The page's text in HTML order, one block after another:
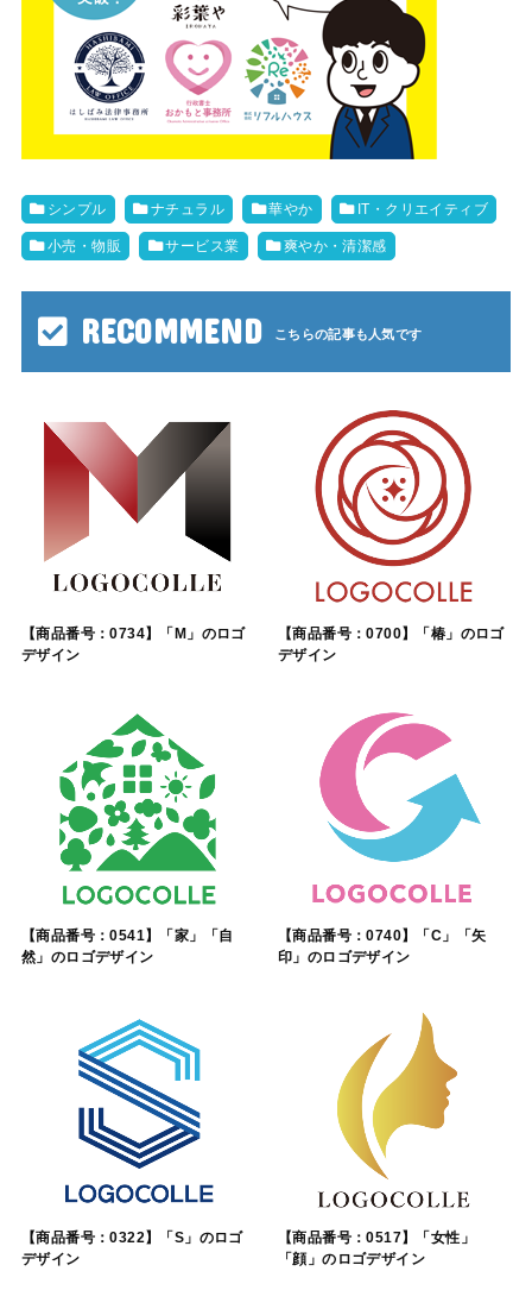
シンプル ナチュラル 華やか IT・クリエイティブ
小売・物販 サービス業 爽やか・清潔感
RECOMMEND
【商品番号：0734】「M」のロゴ
デザイン
【商品番号：0700】「椿」のロゴ
デザイン
【商品番号：0541】「家」「自
然」のロゴデザイン
【商品番号：0740】「C」「矢
印」のロゴデザイン
【商品番号：0322】「S」のロゴ
デザイン
【商品番号：0517】「女性」
「顔」のロゴデザイン